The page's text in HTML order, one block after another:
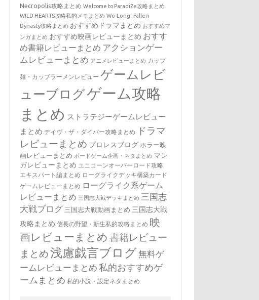
Necropolis攻略まとめ Welcome to ParadiZe攻略まとめ
WILD HEARTS攻略私的メモまとめ Wo Long: Fallen
Dynasty攻略まとめ おすすめドラマまとめ おすすめマ
ンガまとめ おすすめ映画レビューまとめ おすす
め書籍レビューまとめ アクションゲー
ムレビューまとめ アニメレビューまとめ カップ
麺・カップラーメンレビュー ゲームレビ
ューブログゲーム攻略
まとめ ストラテジーゲームレビュー
まとめ デイヴ・ザ・ダイバー攻略まとめ
ドラマ
レビューまとめ プロレスブログ ホラー映
画レビューまとめ ボードゲーム企画・ネタまとめ マン
ガレビューまとめ ユニコーンオーバーロード攻略
エキスパート編まとめ ローグライクデッキ構築カード
ゲームレビューまとめ ローグライク系ゲーム
レビューまとめ 三国志大戦デッキまとめ 三国志
大戦ブログ 三国志大戦動画まとめ 三国志大戦
攻略まとめ 信長の野望・新生私的攻略まとめ 映
画レビューまとめ 書籍レビュー
まとめ浅慮戯言ブログ無料ゲ
ームレビューまとめ 私的おすすめゲ
ームまとめ 私的小説・設定ネタまとめ